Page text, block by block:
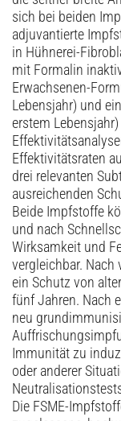
sich bei beiden
adjuvantierte
in Hühnerei-­
mit Formalin
Erwachsenen-
Lebensjahr) und
erstem
Effektivitätsraten
drei relevanten
ausreichenden
Beide Impfstoffe
und nach
Wirksamkeit und
vergleichbar.
ein Schutz von
fünf Jahren. Nach
neu
Immunität zu
oder anderer
Die FSME-